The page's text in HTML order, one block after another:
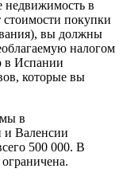
недвижимость в
стоимости покупки
вы должны
налогом
в Испании
которые вы
в
и Валенсии
500 000. В